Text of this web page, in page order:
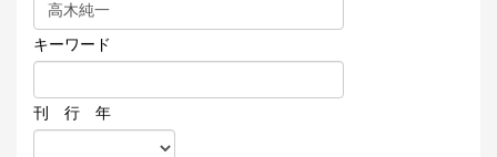
キーワード
刊 行 年